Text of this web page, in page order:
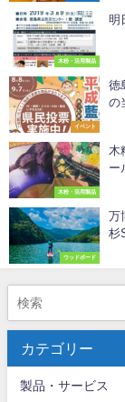
木粉・活用製品
明
イベント
徳
の
木粉・活用製品
木
ー
ウッドボード
万
杉
カテゴリー
製品・サービス